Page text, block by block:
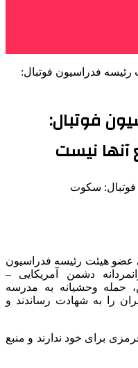
فدراسیون فوتبال:
فوتبال:
نیست
هیئت رئیسه فدراسیون
دشمن آمریکایی –
حمله وحشیانه به مدرسه
را به شهادت رساندند و
برای خود ندارند و منبع